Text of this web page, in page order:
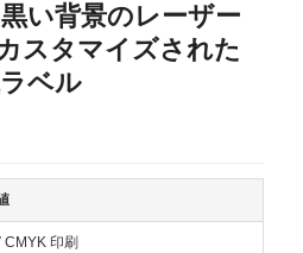
い背景のレーザー
スタマイズされた
ベル
CMYK 印刷